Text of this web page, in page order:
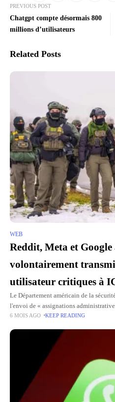
PREVIOUS POST
Chatgpt compte désormais 800
millions d’utilisateurs
Related Posts
WEB
Reddit, Meta et
volontairement
utilisateur critiques à
Le Département américain de la
l'envoi de « assignations
numérique. Selon une enquête du New
6 MOIS AGO KEEP READING